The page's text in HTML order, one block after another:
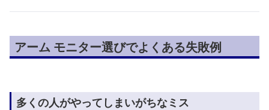
アーム モニター選びでよくある失敗例
多くの人がやってしまいがちなミス